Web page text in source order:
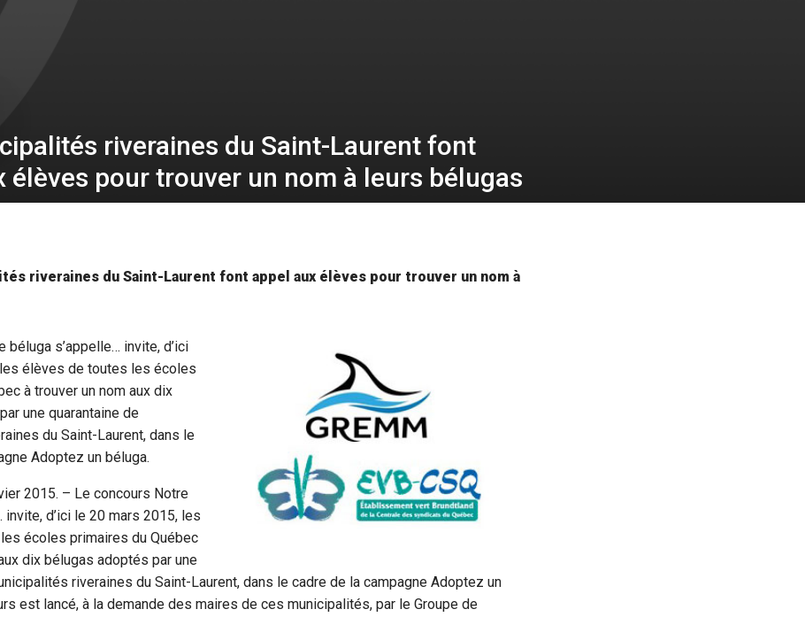
riveraines du Saint-Laurent font
élèves pour trouver un nom à leurs bélugas
riveraines du Saint-Laurent font appel aux élèves pour trouver un nom à
béluga s’appelle… invite, d’ici
élèves de toutes les écoles
à trouver un nom aux dix
une quarantaine de
du Saint-Laurent, dans le
Adoptez un béluga.
2015. – Le concours Notre
invite, d’ici le 20 mars 2015, les
écoles primaires du Québec
dix bélugas adoptés par une
riveraines du Saint-Laurent, dans le cadre de la campagne Adoptez un
est lancé, à la demande des maires de ces municipalités, par le Groupe de